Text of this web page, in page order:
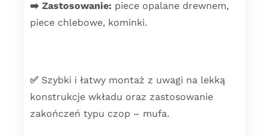
➡️ Zastosowanie: piece opalane drewnem,
piece chlebowe, kominki.
✅ Szybki i łatwy montaż z uwagi na lekką
konstrukcje wkładu oraz zastosowanie
zakończeń typu czop – mufa.